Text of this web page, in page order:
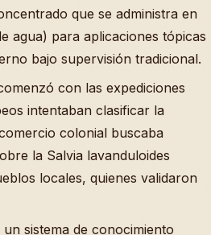
que se administra en
agua) para aplicaciones tópicas
bajo supervisión tradicional.
con las expediciones
intentaban clasificar la
colonial buscaba
la Salvia lavanduloides
locales, quienes validaron
sistema de conocimiento